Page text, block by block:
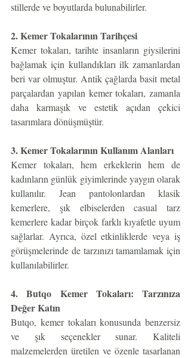
stillerde ve boyutlarda bulunabilirler.
2. Kemer Tokalarının Tarihçesi
Kemer tokaları, tarihte insanların giysilerini
bağlamak için kullandıkları ilk zamanlardan
beri var olmuştur. Antik çağlarda basit metal
parçalardan yapılan kemer tokaları, zamanla
daha karmaşık ve estetik açıdan çekici
tasarımlara dönüşmüştür.
3. Kemer Tokalarının Kullanım Alanları
Kemer tokaları, hem erkeklerin hem de
kadınların günlük giyimlerinde yaygın olarak
kullanılır. Jean pantolonlardan klasik
kemerlere, şık elbiselerden casual tarz
kemerlere kadar birçok farklı kıyafetle uyum
sağlarlar. Ayrıca, özel etkinliklerde veya iş
görüşmelerinde de tarzınızı tamamlamak için
kullanılabilirler.
4. Butqo Kemer Tokaları: Tarzınıza
Değer Katın
Butqo, kemer tokaları konusunda benzersiz
ve şık seçenekler sunar. Kaliteli
malzemelerden üretilen ve özenle tasarlanan